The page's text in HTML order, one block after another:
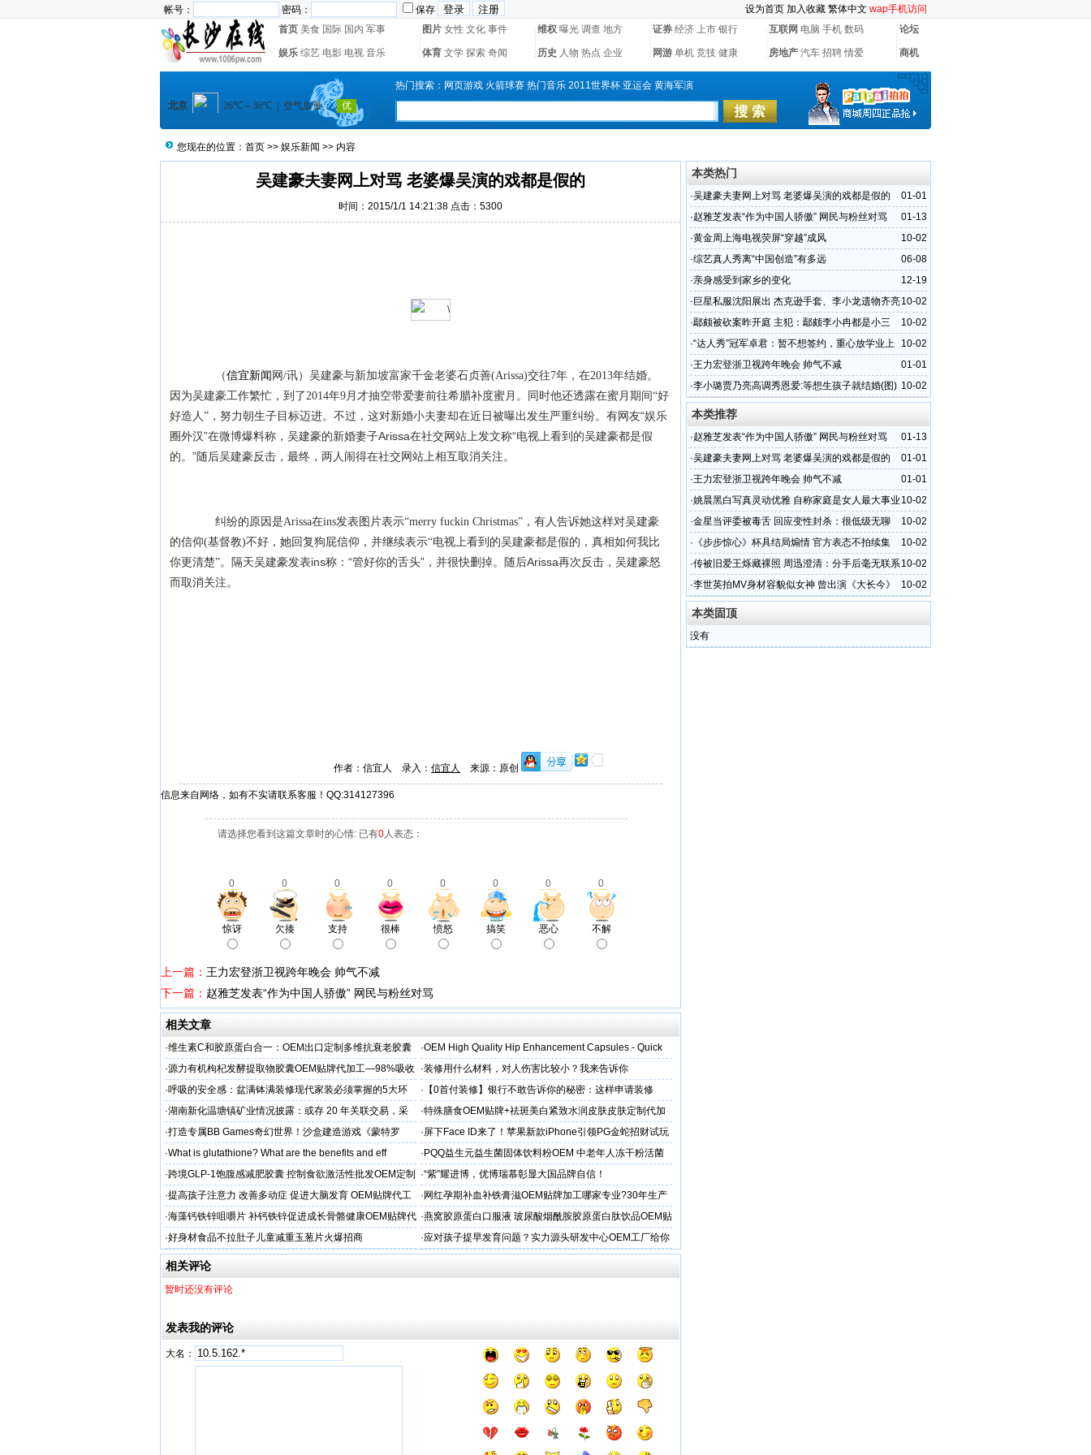
帐号： 密码： 保存 设为首页 加入收藏 繁体中文 wap手机访问
首页 美食 国际 国内 军事 图片 女性 文化 事件 维权 曝光 调查 地方 证券 经济 上市 银行 互联网 电脑 手机 数码 论坛
娱乐 综艺 电影 电视 音乐 体育 文学 探索 奇闻 历史 人物 热点 企业 网游 单机 竞技 健康 房地产 汽车 招聘 情爱 商机
热门搜索： 网页游戏 火箭球赛 热门音乐 2011世界杯 亚运会 黄海军演
您现在的位置： 首页 >> 娱乐新闻 >> 内容
吴建豪夫妻网上对骂 老婆爆吴演的戏都是假的
时间：2015/1/1 14:21:38 点击： 5300
（信宜新闻 网/讯）吴建豪与新加坡富家千金老婆石贞善(Arissa)交往7年，在2013年结婚。
因为吴建豪工作繁忙，到了2014年9月才抽空带爱妻前往希腊补度蜜月。同时他还透露在蜜月期间“好
好造人”，努力朝生子目标迈进。 不过，这对新婚小夫妻却在近日被曝出发生严重纠纷。有网友“娱乐
圈外汉”在微博爆料称，吴建豪的新婚妻子Arissa在社交网站上发文称“电视上看到的吴建豪都是假
的。”随后吴建豪反击，最终，两人闹得在社交网站上相互取消关注。
纠纷的原因是Arissa在ins发表图片表示“merry fuckin Christmas”，有人告诉她这样对吴建豪
的信仰(基督教)不好，她回复狗屁信仰，并继续表示“电视上看到的吴建豪都是假的，真相如何我比
你更清楚”。
隔天吴建豪发表ins称：“管好你的舌头”，并很快删掉。随后Arissa再次反击，吴建豪怒
而取消关注。
作者：信宜人 录入： 信宜人 来源：原创
信息来自网络，如有不实请联系客服！QQ:314127396
请选择您看到这篇文章时的心情: 已有0人表态：
0 0 0 0 0 0 0 0
惊讶 欠揍 支持 很棒 愤怒 搞笑 恶心 不解
上一篇： 王力宏登浙卫视跨年晚会 帅气不减
下一篇： 赵雅芝发表“作为中国人骄傲” 网民与粉丝对骂
相关文章
·维生素C和胶原蛋白合一：OEM出口定制多维抗衰老胶囊 ·OEM High Quality Hip Enhancement Capsules - Quick
·源力有机枸杞发酵提取物胶囊OEM贴牌代加工—98%吸收
率 免疫燃料
·装修用什么材料，对人伤害比较小？我来告诉你
·呼吸的安全感：盆满钵满装修现代家装必须掌握的5大环
保准则
· 【0首付装修】银行不敢告诉你的秘密：这样申请装修
贷，月供少还30%！
·湖南新化温塘镇矿业情况披露：或存 20 年关联交易，采
矿收益达 5.3 亿
·特殊膳食OEM贴牌+祛斑美白紧致水润皮肤皮肤定制代加
工厂家
·打造专属BB Games奇幻世界！沙盒建造游戏《蒙特罗
纳》带你走进小小世界
·屏下Face ID来了！苹果新款iPhone引领PG金蛇招财试玩
新潮流
·What is glutathione? What are the benefits and eff · PQQ益生元益生菌固体饮料粉OEM 中老年人冻干粉活菌
粉贴牌代加工
·跨境GLP-1饱腹感减肥胶囊 控制食欲激活性批发OEM定制 ·“紫”耀进博，优博瑞慕彰显大国品牌自信！
·提高孩子注意力 改善多动症 促进大脑发育 OEM贴牌代工 · 网红孕期补血补铁膏滋OEM贴牌加工哪家专业?30年生产
经验
·海藻钙铁锌咀嚼片 补钙铁锌促进成长骨骼健康OEM贴牌代
加工
·燕窝胶原蛋白口服液 玻尿酸烟酰胺胶原蛋白肽饮品OEM贴
牌
·好身材食品不拉肚子儿童减重玉葱片火爆招商 ·应对孩子提早发育问题？实力源头研发中心OEM工厂给你
答案
相关评论
暂时还没有评论
发表我的评论
大名：
本类热门
01-01
·吴建豪夫妻网上对骂 老婆爆吴演的戏都是假的
01-13
·赵雅芝发表“作为中国人骄傲” 网民与粉丝对骂
10-02
·黄金周上海电视荧屏“穿越”成风
06-08
·综艺真人秀离“中国创造”有多远
12-19
·亲身感受到家乡的变化
10-02
· 巨星私服沈阳展出 杰克逊手套、李小龙遗物齐亮
相
10-02
·鄢颇被砍案昨开庭 主犯：鄢颇李小冉都是小三
(图)
10-02
·“达人秀”冠军卓君：暂不想签约，重心放学业上
01-01
·王力宏登浙卫视跨年晚会 帅气不减
10-02
·李小璐贾乃亮高调秀恩爱:等想生孩子就结婚(图)
本类推荐
01-13
·赵雅芝发表“作为中国人骄傲” 网民与粉丝对骂
01-01
·吴建豪夫妻网上对骂 老婆爆吴演的戏都是假的
01-01
·王力宏登浙卫视跨年晚会 帅气不减
10-02
·姚晨黑白写真灵动优雅 自称家庭是女人最大事业
10-02
·金星当评委被毒舌 回应变性封杀：很低级无聊
10-02
· 《步步惊心》杯具结局煽情 官方表态不拍续集
10-02
·传被旧爱王烁藏裸照 周迅澄清：分手后毫无联系
10-02
·李世英拍MV身材容貌似女神 曾出演《大长今》
(图)
本类固顶
没有